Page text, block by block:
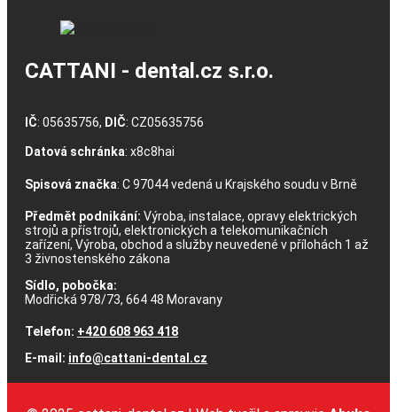
CATTANI - dental.cz s.r.o.
IČ: 05635756, DIČ: CZ05635756
Datová schránka: x8c8hai
Spisová značka: C 97044 vedená u Krajského soudu v Brně
Předmět podnikání: Výroba, instalace, opravy elektrických
strojů a přístrojů, elektronických a telekomunikačních
zařízení, Výroba, obchod a služby neuvedené v přílohách 1 až
3 živnostenského zákona
Sídlo, pobočka:
Modřická 978/73, 664 48 Moravany
Telefon: +420 608 963 418
E-mail: info@cattani-dental.cz